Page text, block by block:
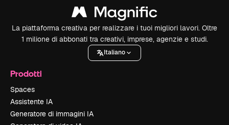
La piattaforma creativa per realizzare i tuoi migliori lavori. Oltre
1 milione di abbonati tra creativi, imprese, agenzie e studi.
Italiano
Prodotti
Spaces
Assistente IA
Generatore di immagini IA